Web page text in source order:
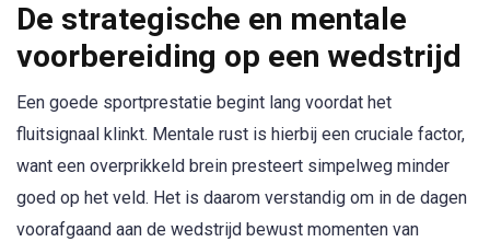
De strategische en mentale
voorbereiding op een wedstrijd
Een goede sportprestatie begint lang voordat het
fluitsignaal klinkt. Mentale rust is hierbij een cruciale factor,
want een overprikkeld brein presteert simpelweg minder
goed op het veld. Het is daarom verstandig om in de dagen
voorafgaand aan de wedstrijd bewust momenten van